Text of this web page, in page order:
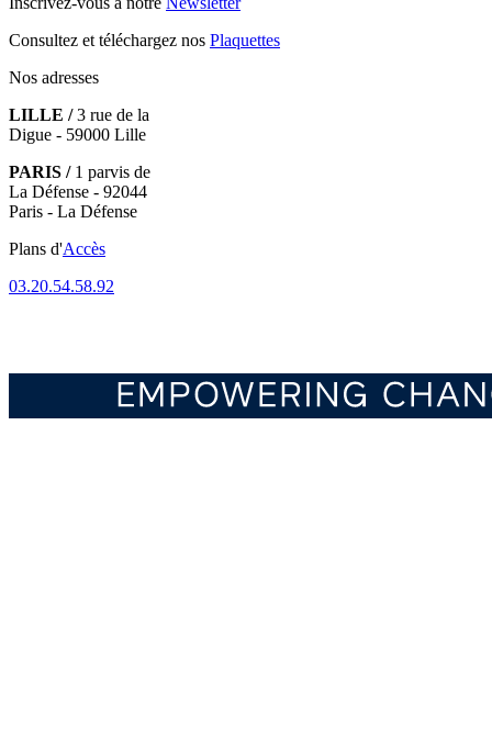
Consultez et téléchargez nos Plaquettes
Nos adresses
LILLE /3 rue de la
Digue - 59000 Lille
PARIS /1 parvis de
La Défense - 92044
Paris - La Défense
Plans d'Accès
03.20.54.58.92